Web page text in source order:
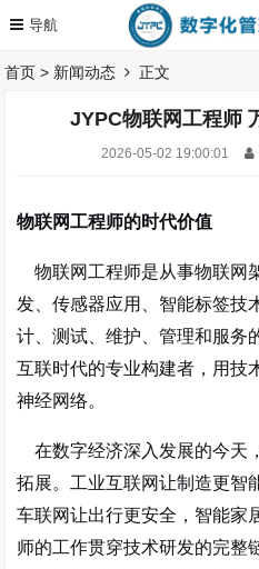
首页 > 新闻动态 正文
JYPC物联网工程师
2026-05-02 19:00:01
物联网工程师的时代价值
物联网工程师是从事物联网
发、传感器应用、智能标签技
计、测试、维护、管理和服务
互联时代的专业构建者，用技
神经网络。
在数字经济深入发展的今天
拓展。工业互联网让制造更智
车联网让出行更安全，智能家
师的工作贯穿技术研发的完整